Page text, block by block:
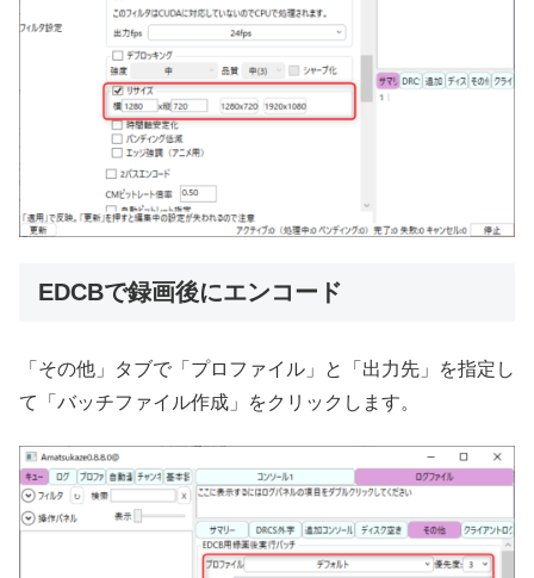
EDCBで録画後にエンコード
「その他」タブで「プロファイル」と「出力先」を指定し
て「バッチファイル作成」をクリックします。